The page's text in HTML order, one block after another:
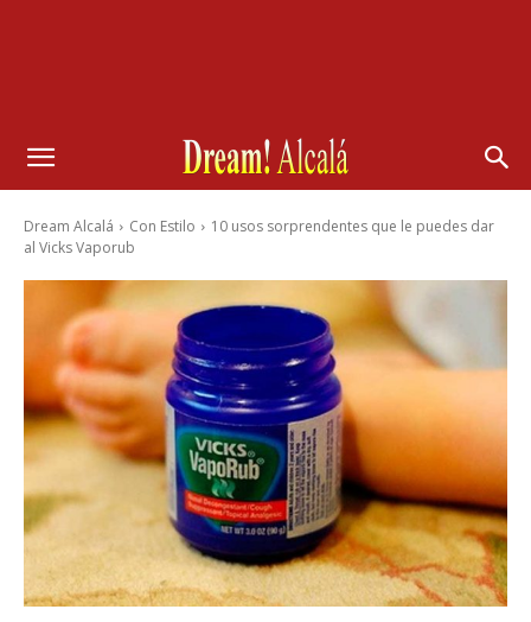
Dream Alcalá Con Estilo
10 usos sorprendentes que le puedes dar
al Vicks Vaporub